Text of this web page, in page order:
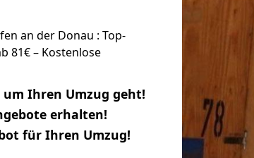
an der Donau : Top-
81€ – Kostenlose
Ihren Umzug geht!
erhalten!
für Ihren Umzug!